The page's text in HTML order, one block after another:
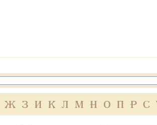
Ж З И К Л М Н О П Р С